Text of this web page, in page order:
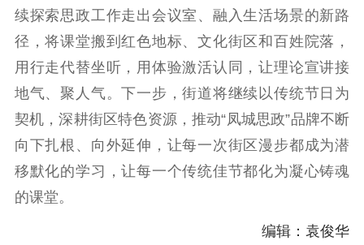
续探索思政工作走出会议室、融入生活场景的新路
径，将课堂搬到红色地标、文化街区和百姓院落，
用行走代替坐听，用体验激活认同，让理论宣讲接
地气、聚人气。下一步，街道将继续以传统节日为
契机，深耕街区特色资源，推动“凤城思政”品牌不断
向下扎根、向外延伸，让每一次街区漫步都成为潜
移默化的学习，让每一个传统佳节都化为凝心铸魂
的课堂。
编辑：袁俊华